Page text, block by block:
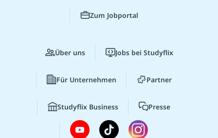
Zum Jobportal
Über uns Jobs bei Studyflix
Für Unternehmen Partner
Studyflix Business Presse